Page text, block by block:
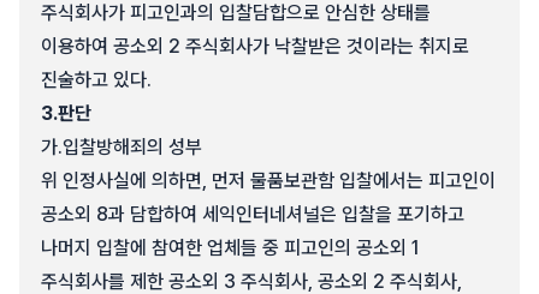
주식회사가 피고인과의 입찰담합으로 안심한 상태를
이용하여 공소외 2 주식회사가 낙찰받은 것이라는 취지로
진술하고 있다.
3.판단
가.입찰방해죄의 성부
위 인정사실에 의하면, 먼저 물품보관함 입찰에서는 피고인이
공소외 8과 담합하여 세익인터네셔널은 입찰을 포기하고
나머지 입찰에 참여한 업체들 중 피고인의 공소외 1
주식회사를 제한 공소외 3 주식회사, 공소외 2 주식회사,